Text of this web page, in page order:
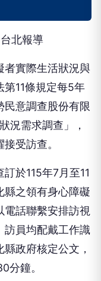
北報導
者實際生活狀況與
11條規定每5年
意調查股份有限
況需求調查」，
受訪查。
於115年7月至11
縣之領有身心障礙
話聯繫安排訪視
訪員均配戴工作識
政府核定公文，
分鐘。